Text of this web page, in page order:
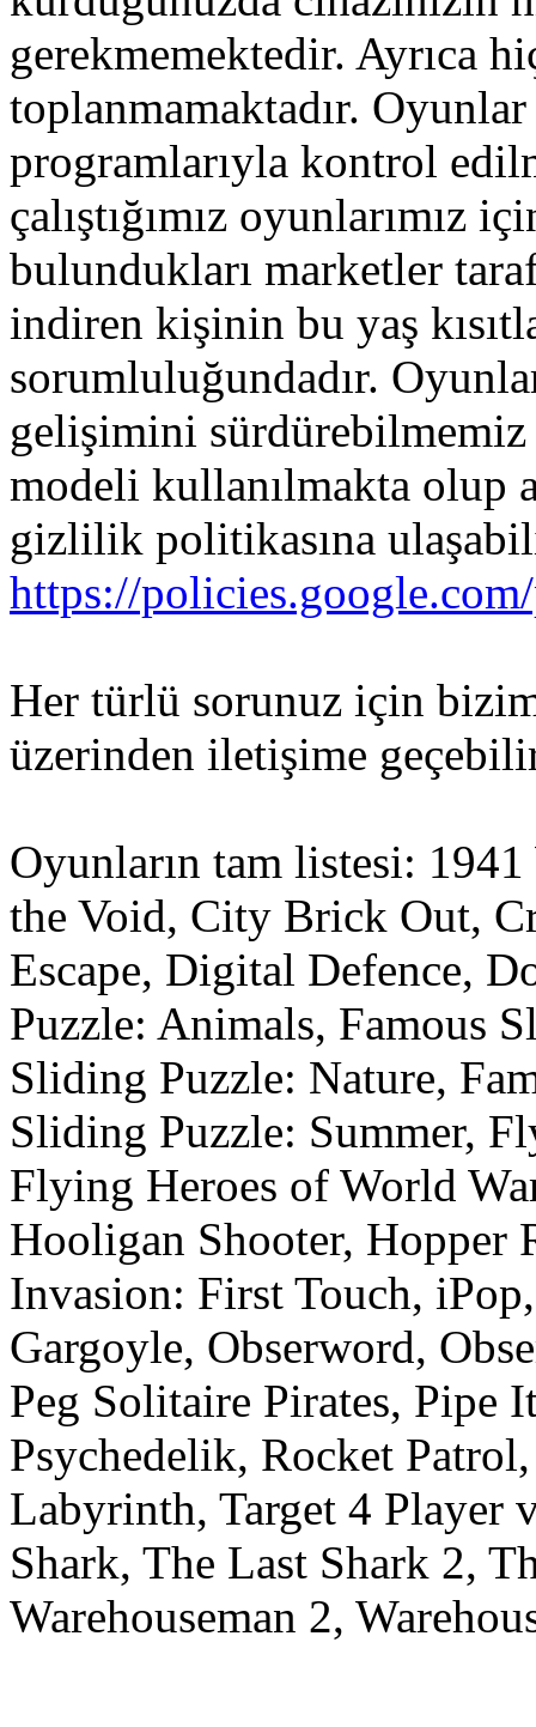
gerekmemektedir. Ayrıca
toplanmamaktadır.
programlarıyla kontrol
çalıştığımız oyunlarımız
bulundukları marketler
indiren kişinin bu yaş
sorumluluğundadır.
gelişimini
modeli kullanılmakta olup
gizlilik politikasına
https://
Her türlü sorunuz için
üzerinden iletişime
Oyunların tam listesi:
the Void, City Brick Out,
Escape, Digital Defence,
Puzzle: Animals, Famous
Sliding Puzzle: Nature,
Sliding Puzzle: Summer,
Flying Heroes of World
Hooligan Shooter, Hopper
Invasion: First Touch,
Gargoyle, Obserword,
Peg Solitaire Pirates, Pipe
Psychedelik, Rocket
Labyrinth, Target 4 Player
Shark, The Last Shark 2,
Warehouseman 2,